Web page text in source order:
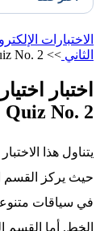
الاختبارات
الثاني >>
No. 2
Quiz No. 2
يتناول هذا
حيث يركز القسم
في سياقات
الخط. أما القسم